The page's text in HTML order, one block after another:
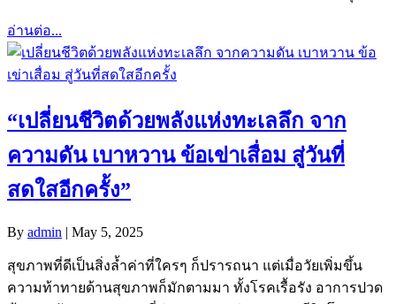
อ่านต่อ...
“เปลี่ยนชีวิตด้วยพลังแห่งทะเลลึก จาก
ความดัน เบาหวาน ข้อเข่าเสื่อม สู่วันที่
สดใสอีกครั้ง”
By admin | May 5, 2025
สุขภาพที่ดีเป็นสิ่งล้ำค่าที่ใครๆ ก็ปรารถนา แต่เมื่อวัยเพิ่มขึ้น
ความท้าทายด้านสุขภาพก็มักตามมา ทั้งโรคเรื้อรัง อาการปวด